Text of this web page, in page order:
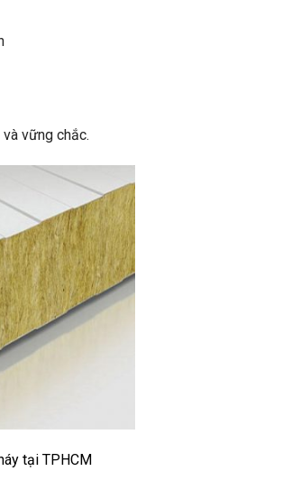
vững chắc.
tại TPHCM